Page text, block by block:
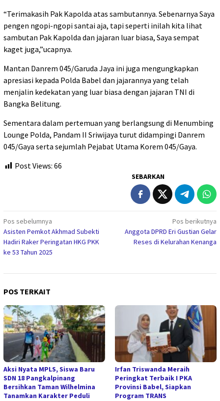
“Terimakasih Pak Kapolda atas sambutannya. Sebenarnya Saya
pengen ngopi-ngopi santai aja, tapi seperti inilah kita lihat
sambutan Pak Kapolda dan jajaran luar biasa, Saya sempat
kaget juga,”ucapnya.
Mantan Danrem 045/Garuda Jaya ini juga mengungkapkan
apresiasi kepada Polda Babel dan jajarannya yang telah
menjalin kedekatan yang luar biasa dengan jajaran TNI di
Bangka Belitung.
Sementara dalam pertemuan yang berlangsung di Menumbing
Lounge Polda, Pandam II Sriwijaya turut didampingi Danrem
045/Gaya serta sejumlah Pejabat Utama Korem 045/Gaya.
Post Views: 66
SEBARKAN
Navigasi
pos
Pos sebelumnya
Asisten Pemkot Akhmad Subekti
Hadiri Raker Peringatan HKG PKK
ke 53 Tahun 2025
Pos berikutnya
Anggota DPRD Eri Gustian Gelar
Reses di Kelurahan Kenanga
POS TERKAIT
Aksi Nyata MPLS, Siswa Baru
SDN 18 Pangkalpinang
Bersihkan Taman Wilhelmina
Tanamkan Karakter Peduli
Irfan Triswanda Meraih
Peringkat Terbaik I PKA
Provinsi Babel, Siapkan
Program TRANS